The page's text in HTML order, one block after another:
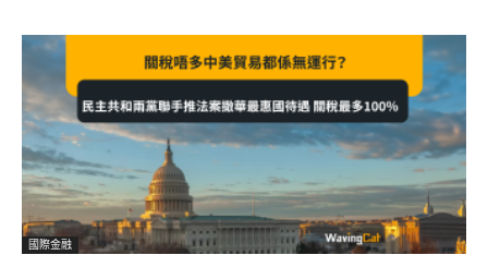
國際金融